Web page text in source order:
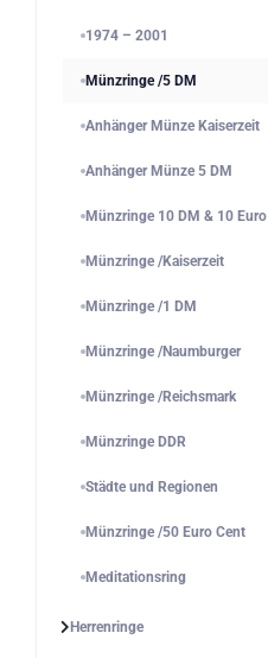
1974 – 2001
Münzringe /5 DM
Anhänger Münze Kaiserzeit
Anhänger Münze 5 DM
Münzringe 10 DM & 10 Euro
Münzringe /Kaiserzeit
Münzringe /1 DM
Münzringe /Naumburger
Münzringe /Reichsmark
Münzringe DDR
Städte und Regionen
Münzringe /50 Euro Cent
Meditationsring
Herrenringe